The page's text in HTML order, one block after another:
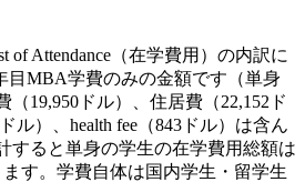
of Attendance（在学費用）の内訳に
目MBA学費のみの金額です（単身
19,950ドル）、住居費（22,152ド
ル）、health fee（843ドル）は含ん
すると単身の学生の在学費用総額は
す。学費自体は国内学生・留学生